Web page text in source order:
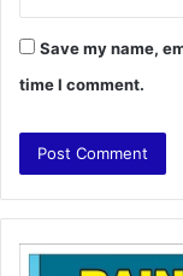
Save my name,
time I comment.